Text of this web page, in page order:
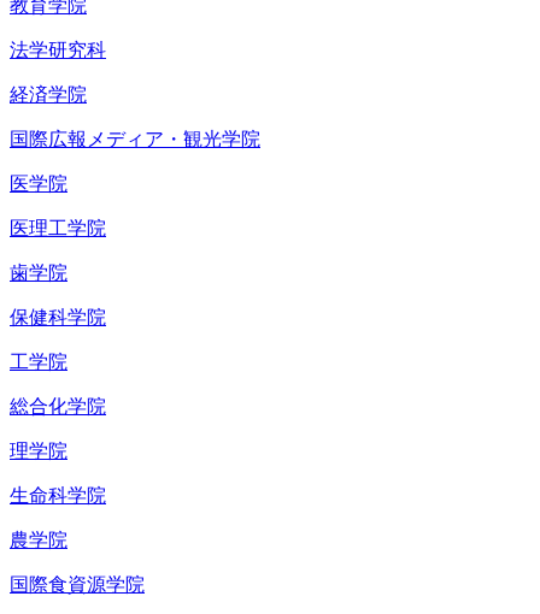
教育学院
法学研究科
経済学院
国際広報メディア・観光学院
医学院
医理工学院
歯学院
保健科学院
工学院
総合化学院
理学院
生命科学院
農学院
国際食資源学院